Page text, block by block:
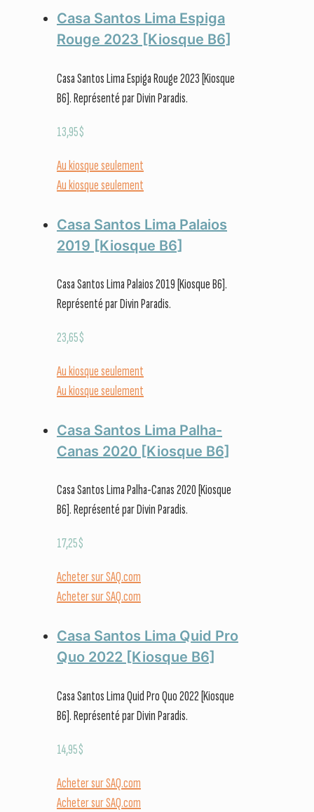
Casa Santos Lima Espiga
Rouge 2023 [Kiosque B6]
Casa Santos Lima Espiga Rouge 2023 [Kiosque
B6]. Représenté par Divin Paradis.
13,95$
Au kiosque seulement
Au kiosque seulement
Casa Santos Lima Palaios
2019 [Kiosque B6]
Casa Santos Lima Palaios 2019 [Kiosque B6].
Représenté par Divin Paradis.
23,65$
Au kiosque seulement
Au kiosque seulement
Casa Santos Lima Palha-
Canas 2020 [Kiosque B6]
Casa Santos Lima Palha-Canas 2020 [Kiosque
B6]. Représenté par Divin Paradis.
17,25$
Acheter sur SAQ.com
Acheter sur SAQ.com
Casa Santos Lima Quid Pro
Quo 2022 [Kiosque B6]
Casa Santos Lima Quid Pro Quo 2022 [Kiosque
B6]. Représenté par Divin Paradis.
14,95$
Acheter sur SAQ.com
Acheter sur SAQ.com